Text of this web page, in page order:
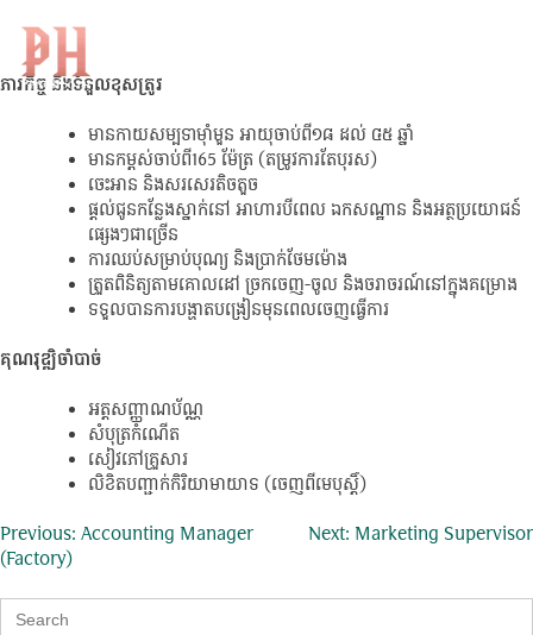
content
Security
ភារកិច្ច និងទំនួលខុសត្រូវ
មានកាយសម្បទាម៉ាំមួន អាយុចាប់ពី១៨ ដល់ ៤៥ ឆ្នាំ
មានកម្ពស់ចាប់ពី165 ម៉ែត្រ (តម្រូវការតែបុរស)
ចេះអាន និងសរសេរតិចតួច
ផ្តល់ជូនកន្លែងស្នាក់នៅ អាហារបីពេល ឯកសណ្ឋាន និងអត្ថប្រយោជន៍
ផ្សេងៗជាច្រើន
ការឈប់សម្រាប់បុណ្យ និងប្រាក់ថែមម៉ោង
ត្រួតពិនិត្យតាមគោលដៅ ច្រកចេញ-ចូល និងចរាចរណ៍នៅក្នុងគម្រោង
ទទួលបានការបង្ហាតបង្រៀនមុនពេលចេញធ្វើការ
គុណវុឌ្ឍិចាំបាច់
អត្តសញ្ញាណប័ណ្ណ
សំបុត្រកំណើត
សៀវភៅគ្រួសារ
លិខិតបញ្ជាក់កិរិយាមាយាទ (ចេញពីមេបុស្តិ៍)
Post
navigation
Previous: Accounting Manager
(Factory)
Next: Marketing Supervisor
Search
for: